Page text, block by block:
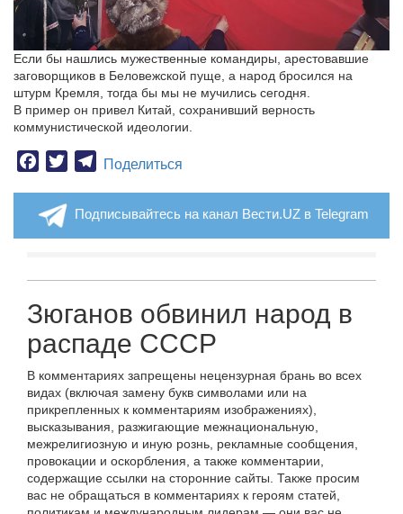
Если бы нашлись мужественные командиры, арестовавшие
заговорщиков в Беловежской пуще, а народ бросился на
штурм Кремля, тогда бы мы не мучились сегодня.
В пример он привел Китай, сохранивший верность
коммунистической идеологии.
Facebook
TwitterTelegram
Поделиться
Подписывайтесь на канал Вести.UZ в Telegram
Зюганов обвинил народ в
распаде СССР
В комментариях запрещены нецензурная брань во всех
видах (включая замену букв символами или на
прикрепленных к комментариям изображениях),
высказывания, разжигающие межнациональную,
межрелигиозную и иную рознь, рекламные сообщения,
провокации и оскорбления, а также комментарии,
содержащие ссылки на сторонние сайты. Также просим
вас не обращаться в комментариях к героям статей,